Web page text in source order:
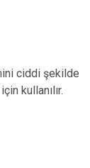
ciddi şekilde
kullanılır.